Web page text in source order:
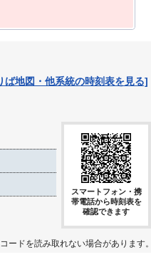
ば地図・他系統の時刻表を見る]
スマートフォン・携
帯電話から時刻表を
確認できます
ドを読み取れない場合があります。